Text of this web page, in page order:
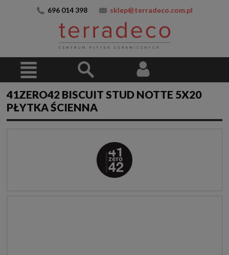
696 014 398 sklep@terradeco.com.pl
41ZERO42 BISCUIT STUD NOTTE 5X20
PŁYTKA ŚCIENNA